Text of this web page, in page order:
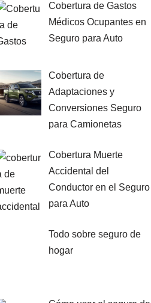
Cobertura de Gastos
Médicos Ocupantes en
Seguro para Auto
Cobertura de
Adaptaciones y
Conversiones Seguro
para Camionetas
Cobertura Muerte
Accidental del
Conductor en el Seguro
para Auto
Todo sobre seguro de
hogar